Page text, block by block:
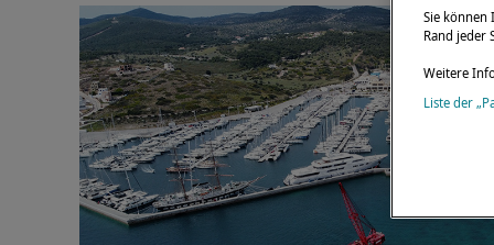
Sie können
Rand jeder
Weitere
Liste der